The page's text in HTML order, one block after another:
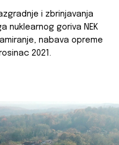
i zbrinjavanja
nuklearnog goriva NEK
nabava opreme
2021.